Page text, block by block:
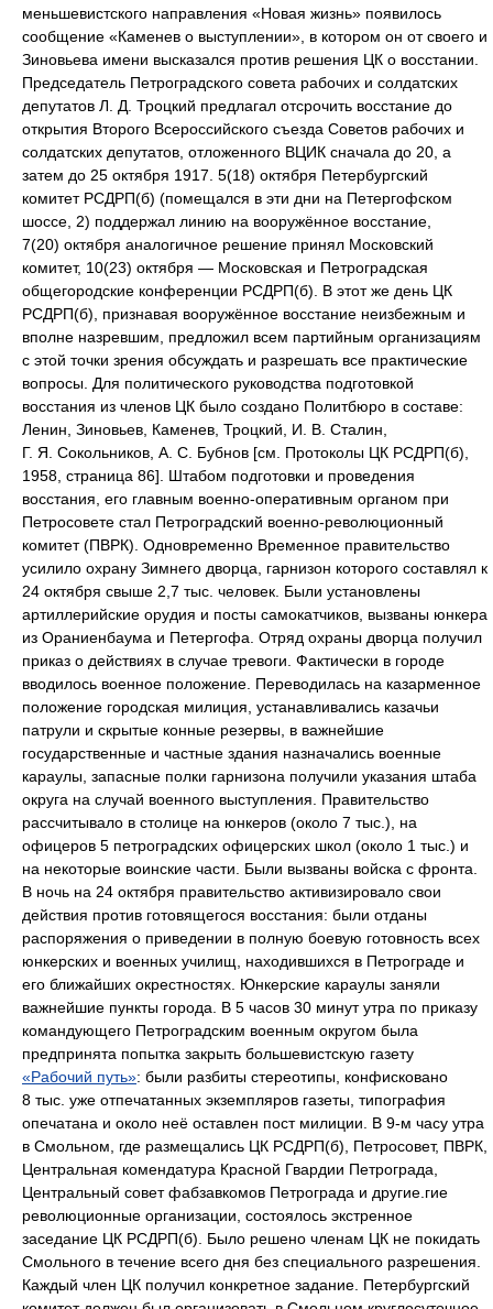
меньшевистского направления «Новая жизнь» появилось
сообщение «Каменев о выступлении», в котором он от своего и
Зиновьева имени высказался против решения ЦК о восстании.
Председатель Петроградского совета рабочих и солдатских
депутатов Л. Д. Троцкий предлагал отсрочить восстание до
открытия Второго Всероссийского съезда Советов рабочих и
солдатских депутатов, отложенного ВЦИК сначала до 20, а
затем до 25 октября 1917. 5(18) октября Петербургский
комитет РСДРП(б) (помещался в эти дни на Петергофском
шоссе, 2) поддержал линию на вооружённое восстание,
7(20) октября аналогичное решение принял Московский
комитет, 10(23) октября — Московская и Петроградская
общегородские конференции РСДРП(б). В этот же день ЦК
РСДРП(б), признавая вооружённое восстание неизбежным и
вполне назревшим, предложил всем партийным организациям
с этой точки зрения обсуждать и разрешать все практические
вопросы. Для политического руководства подготовкой
восстания из членов ЦК было создано Политбюро в составе:
Ленин, Зиновьев, Каменев, Троцкий, И. В. Сталин,
Г. Я. Сокольников, А. С. Бубнов [см. Протоколы ЦК РСДРП(б),
1958, страница 86]. Штабом подготовки и проведения
восстания, его главным военно-оперативным органом при
Петросовете стал Петроградский военно-революционный
комитет (ПВРК). Одновременно Временное правительство
усилило охрану Зимнего дворца, гарнизон которого составлял к
24 октября свыше 2,7 тыс. человек. Были установлены
артиллерийские орудия и посты самокатчиков, вызваны юнкера
из Ораниенбаума и Петергофа. Отряд охраны дворца получил
приказ о действиях в случае тревоги. Фактически в городе
вводилось военное положение. Переводилась на казарменное
положение городская милиция, устанавливались казачьи
патрули и скрытые конные резервы, в важнейшие
государственные и частные здания назначались военные
караулы, запасные полки гарнизона получили указания штаба
округа на случай военного выступления. Правительство
рассчитывало в столице на юнкеров (около 7 тыс.), на
офицеров 5 петроградских офицерских школ (около 1 тыс.) и
на некоторые воинские части. Были вызваны войска с фронта.
В ночь на 24 октября правительство активизировало свои
действия против готовящегося восстания: были отданы
распоряжения о приведении в полную боевую готовность всех
юнкерских и военных училищ, находившихся в Петрограде и
его ближайших окрестностях. Юнкерские караулы заняли
важнейшие пункты города. В 5 часов 30 минут утра по приказу
командующего Петроградским военным округом была
предпринята попытка закрыть большевистскую газету
«Рабочий путь»: были разбиты стереотипы, конфисковано
8 тыс. уже отпечатанных экземпляров газеты, типография
опечатана и около неё оставлен пост милиции. В 9-м часу утра
в Смольном, где размещались ЦК РСДРП(б), Петросовет, ПВРК,
Центральная комендатура Красной Гвардии Петрограда,
Центральный совет фабзавкомов Петрограда и другие.гие
революционные организации, состоялось экстренное
заседание ЦК РСДРП(б). Было решено членам ЦК не покидать
Смольного в течение всего дня без специального разрешения.
Каждый член ЦК получил конкретное задание. Петербургский